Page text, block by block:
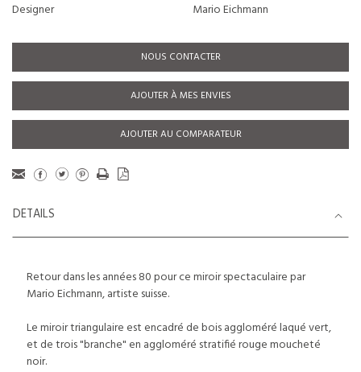
Designer Mario Eichmann
NOUS CONTACTER
AJOUTER À MES ENVIES
AJOUTER AU COMPARATEUR
DETAILS
Retour dans les années 80 pour ce miroir spectaculaire par
Mario Eichmann, artiste suisse.
Le miroir triangulaire est encadré de bois aggloméré laqué vert,
et de trois "branche" en aggloméré stratifié rouge moucheté
noir.